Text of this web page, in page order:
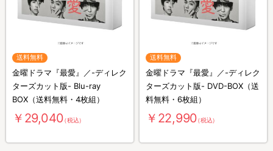
送料無料
金曜ドラマ『最愛』／-ディレク
ターズカット版- Blu-ray
BOX（送料無料・4枚組）
￥29,040（税込）
送料無料
金曜ドラマ『最愛』／-ディレク
ターズカット版- DVD-BOX（送
料無料・6枚組）
￥22,990（税込）